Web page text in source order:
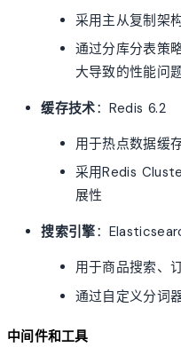
采用主从复制架
通过分库分表策
大导致的性能问
缓存技术：Redis 6.2
用于热点数据缓
采用Redis
展性
搜索引擎：
用于商品搜索、
通过自定义分词
中间件和工具